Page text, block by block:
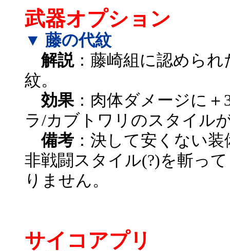
武器オプション
▼ 藤の代紋
解説：藤崎組に認めら
紋。
効果 ：肉体ダメージに
ラ/カブトワリのスタイル
備考 ：決して安くない
非戦闘スタイル(?)を斬っ
りません。
サイコアプリ